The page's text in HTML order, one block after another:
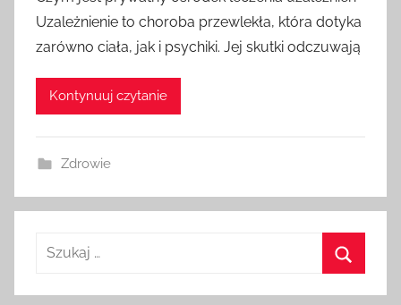
Uzależnienie to choroba przewlekła, która dotyka
zarówno ciała, jak i psychiki. Jej skutki odczuwają
Kontynuuj czytanie
Zdrowie
Szukaj